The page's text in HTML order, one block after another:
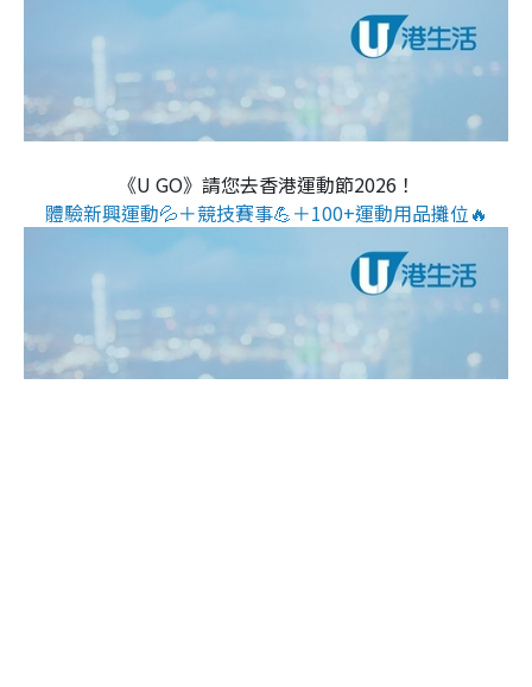
《U GO》請您去香港運動節2026！
體驗新興運動💦＋競技賽事💪＋100+運動用品攤位🔥